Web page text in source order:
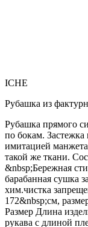
ICHE
Рубашка из
Рубашка прямого
по бокам.
имитацией
такой же ткани.
&nbsp;Бережная
барабанная сушка
хим.чистка
172&nbsp;см,
Размер Длина
рукава с длиной